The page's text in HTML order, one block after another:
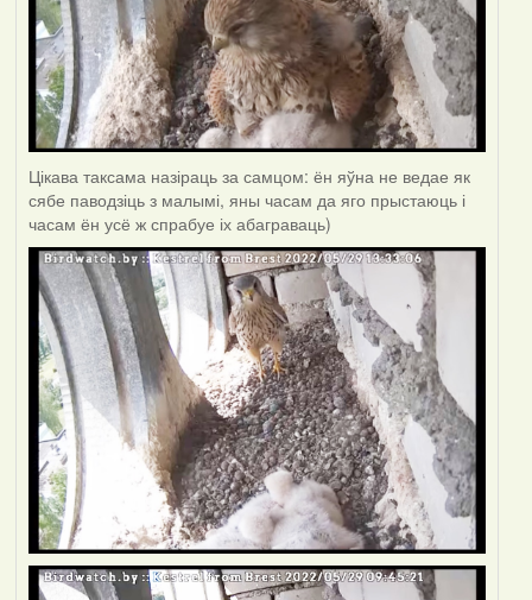
Цікава таксама назіраць за самцом: ён яўна не ведае як
сябе паводзіць з малымі, яны часам да яго прыстаюць і
часам ён усё ж спрабуе іх абаграваць)